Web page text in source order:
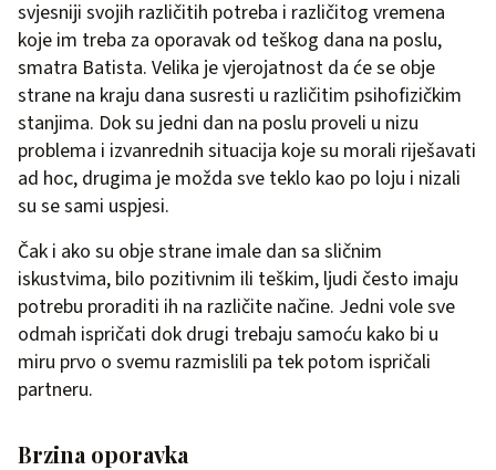
svjesniji svojih različitih potreba i različitog vremena
koje im treba za oporavak od teškog dana na poslu,
smatra Batista. Velika je vjerojatnost da će se obje
strane na kraju dana susresti u različitim psihofizičkim
stanjima. Dok su jedni dan na poslu proveli u nizu
problema i izvanrednih situacija koje su morali riješavati
ad hoc, drugima je možda sve teklo kao po loju i nizali
su se sami uspjesi.
Čak i ako su obje strane imale dan sa sličnim
iskustvima, bilo pozitivnim ili teškim, ljudi često imaju
potrebu proraditi ih na različite načine. Jedni vole sve
odmah ispričati dok drugi trebaju samoću kako bi u
miru prvo o svemu razmislili pa tek potom ispričali
partneru.
Brzina oporavka